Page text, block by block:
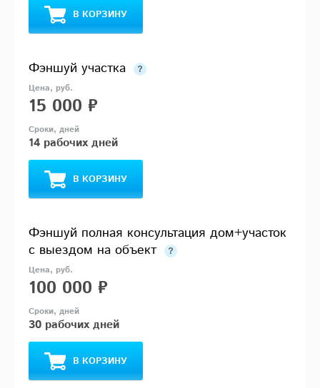
В КОРЗИНУ
Фэншуй участка
15 000 ₽
14 рабочих дней
В КОРЗИНУ
Фэншуй полная консультация дом+участок
с выездом на объект
100 000 ₽
30 рабочих дней
В КОРЗИНУ